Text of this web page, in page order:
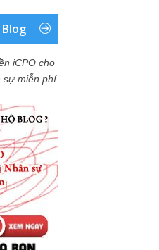
iCPO cho
sự miễn phí